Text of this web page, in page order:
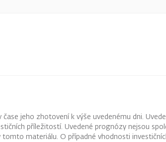
jeho zhotovení k výše uvedenému dni.
příležitostí. Uvedené prognózy nejsou
materiálu. O případné vhodnosti